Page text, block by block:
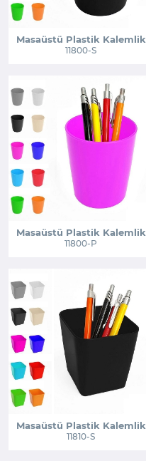
Masaüstü Plastik Kalemlik
11800-S
Masaüstü Plastik Kalemlik
11800-P
Masaüstü Plastik Kalemlik
11810-S